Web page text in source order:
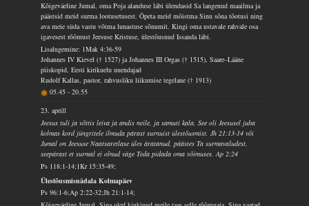
Kõigeväeline Jumal, oma Poja alanduse läbi ülendasid Sa langenud maailma ja
päästsid meid surma lootusetusest. Õpeta meid mõistma Sinu sõna tõotusi ning
ava meie süda vastu võtma lunastuse sõnumit. Kingi oma ustavale rahvale osa
igavesest rõõmust Jeesuse Kristuse, ülestõusnud Issanda läbi.
Lisalugemine: 1Mak 4:36-59
Johannes IV Kievel († 1527) ja Johannes III Orgas († 1515), Saare–Lääne
piiskopid, Eesti kirikuelu uuendajad
Rudolf Kallas, pastor, rahvusliku liikumise tegelane († 1913)
05.45-20.55
23. aprill
Jeesus tuli ja võttis leiva ja andis neile, ja samuti kala. See oli Jeesusel juba
kolmas kord jüngritele ilmuda pärast surnuist ülestõusmist. Jh 21:13-14 või
Jumal on Jeesuse Naatsaretlase üles äratanud, päästes Ta surmavaludest,
seepärast et surmal ei olnud väge Teda pidada oma võimuses. Ap 2:24
Ps 118:1-14;1Kr 15:35-49;
Ülestõusmisnädala Kolmapäev
Ps 96:1-6;Ap 2:22-32;Jh 21:1-14;